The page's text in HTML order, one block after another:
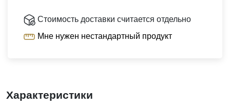
Стоимость доставки считается отдельно
Мне нужен нестандартный продукт
Характеристики